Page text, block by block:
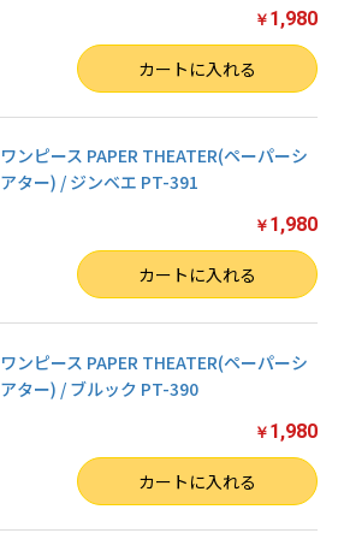
￥ 1,980
カートに入れる
ワンピース PAPER THEATER(ペーパーシ
アター) / ジンベエ PT-391
￥ 1,980
カートに入れる
ワンピース PAPER THEATER(ペーパーシ
アター) / ブルック PT-390
￥ 1,980
カートに入れる